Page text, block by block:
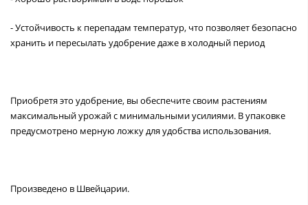
- Устойчивость к перепадам температур, что позволяет безопасно
хранить и пересылать удобрение даже в холодный период
Приобретя это удобрение, вы обеспечите своим растениям
максимальный урожай с минимальными усилиями. В упаковке
предусмотрено мерную ложку для удобства использования.
Произведено в Швейцарии.